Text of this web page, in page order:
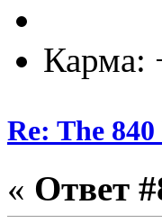
Карма:
Re: The
« Ответ